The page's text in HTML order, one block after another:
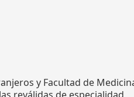
y Facultad de